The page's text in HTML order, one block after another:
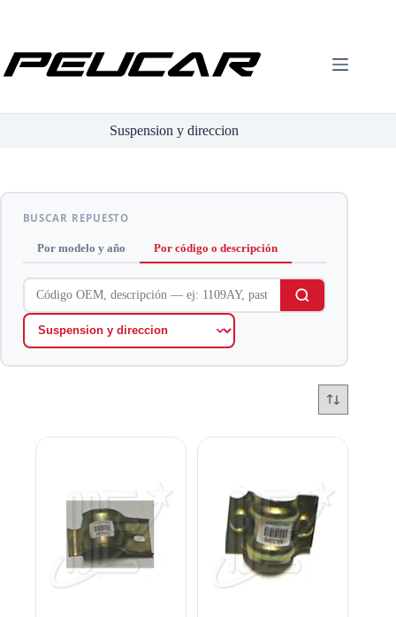
Suspension y direccion
BUSCAR REPUESTO
Por modelo y año Por código o descripción